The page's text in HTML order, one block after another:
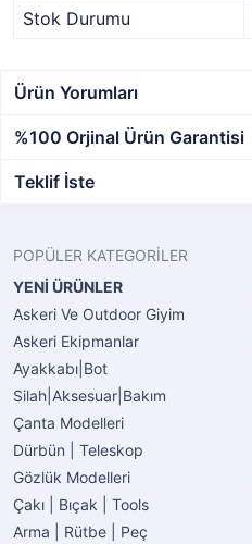
Stok Durumu
Ürün Yorumları
%100 Orjinal Ürün Garantisi
Teklif İste
POPÜLER KATEGORİLER
YENİ ÜRÜNLER
Askeri Ve Outdoor Giyim
Askeri Ekipmanlar
Ayakkabı|Bot
Silah|Aksesuar|Bakım
Çanta Modelleri
Dürbün | Teleskop
Gözlük Modelleri
Çakı | Bıçak | Tools
Arma | Rütbe | Peç